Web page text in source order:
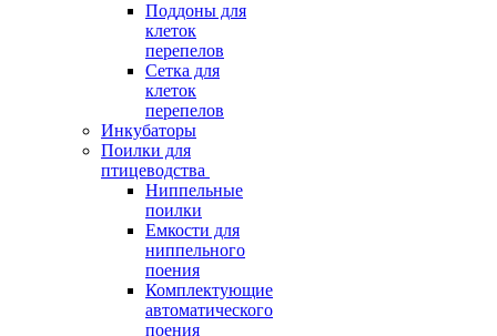
Поддоны для
клеток
перепелов
Сетка для
клеток
перепелов
Инкубаторы
Поилки для
птицеводства
Ниппельные
поилки
Емкости для
ниппельного
поения
Комплектующие
автоматического
поения